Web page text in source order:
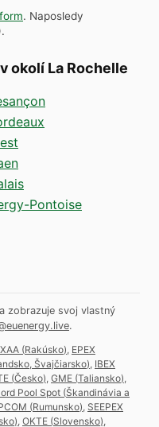
. Naposledy
okolí La Rochelle
Pontoise
zobrazuje svoj vlastný
.
(Rakúsko) EPEX
Švajčiarsko) IBEX
(Česko) GME (Taliansko)
Pool Spot (Škandinávia a
(Rumunsko) SEEPEX
) OKTE (Slovensko)